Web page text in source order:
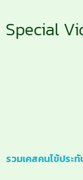
Special
รวมเคสคนไข้ประทั